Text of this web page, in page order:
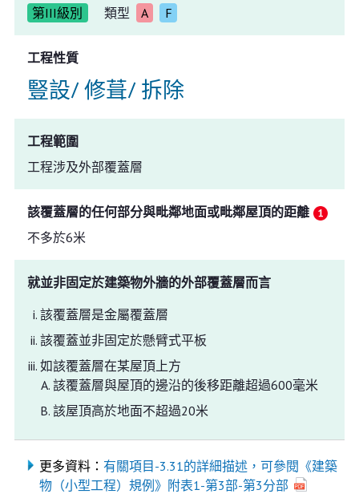
第III級別
類型 A F
工程性質
豎設/ 修葺/ 拆除
工程範圍
工程涉及外部覆蓋層
該覆蓋層的任何部分與毗鄰地面或毗鄰屋頂的距離
不多於6米
就並非固定於建築物外牆的外部覆蓋層而言
該覆蓋層是金屬覆蓋層
該覆蓋並非固定於懸臂式平板
如該覆蓋層在某屋頂上方
該覆蓋層與屋頂的邊沿的後移距離超過600毫米
該屋頂高於地面不超過20米
更多資料： 有關項目-3.31的詳細描述，可參閱《建築
物（小型工程）規例》附表1-第3部-第3分部